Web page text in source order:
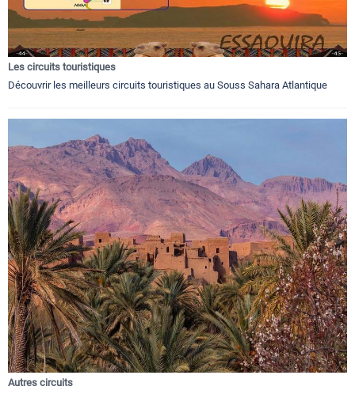
Les circuits touristiques
Découvrir les meilleurs circuits touristiques au Souss Sahara Atlantique
Autres circuits